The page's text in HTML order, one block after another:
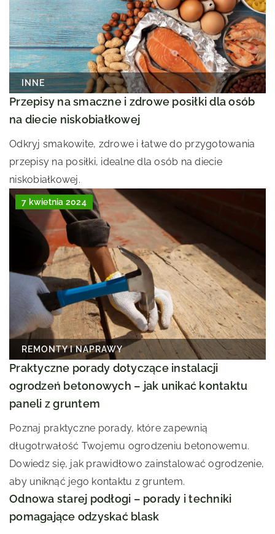
INNE
Przepisy na smaczne i zdrowe posiłki dla osób
na diecie niskobiałkowej
Odkryj smakowite, zdrowe i łatwe do przygotowania
przepisy na posiłki, idealne dla osób na diecie
niskobiałkowej.
7 kwietnia 2024
REMONTY I NAPRAWY
Praktyczne porady dotyczące instalacji
ogrodzeń betonowych – jak unikać kontaktu
paneli z gruntem
Poznaj praktyczne porady, które zapewnią
długotrwałość Twojemu ogrodzeniu betonowemu.
Dowiedz się, jak prawidłowo zainstalować ogrodzenie,
aby uniknąć jego kontaktu z gruntem.
Odnowa starej podłogi – porady i techniki
pomagające odzyskać blask